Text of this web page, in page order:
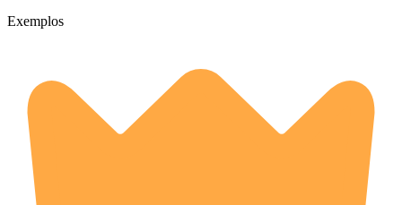
Exemplos